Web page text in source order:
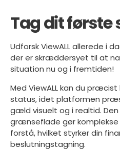
Tag dit første
Udforsk ViewALL allerede i
der er skræddersyet til at
situation nu og i fremtiden!
Med ViewALL kan du
status, idet platformen
gæld visuelt og i realtid.
grænseflade gør
forstå, hvilket styrker din
beslutningstagning.